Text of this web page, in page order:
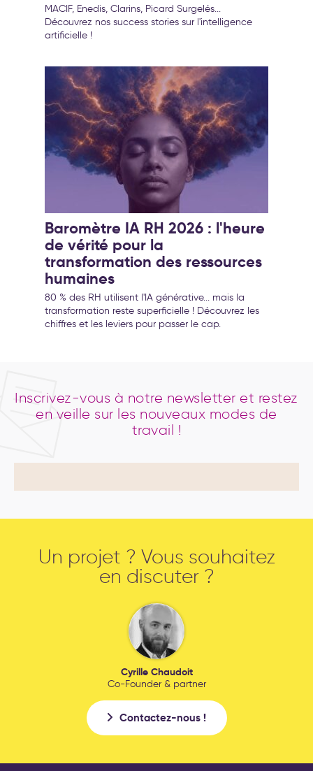
MACIF, Enedis, Clarins, Picard Surgelés...
Découvrez nos success stories sur l'intelligence
artificielle !
Baromètre IA RH 2026 : l'heure
de vérité pour la
transformation des ressources
humaines
80 % des RH utilisent l'IA générative... mais la
transformation reste superficielle ! Découvrez les
chiffres et les leviers pour passer le cap.
Inscrivez-vous à notre newsletter et restez
en veille sur les nouveaux modes de
travail !
Un projet ? Vous souhaitez
en discuter ?
Cyrille Chaudoit
Co-Founder & partner
Contactez-nous !